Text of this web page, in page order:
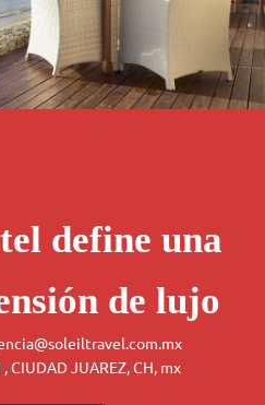
define una
de lujo
CIUDAD JUAREZ, CH, mx